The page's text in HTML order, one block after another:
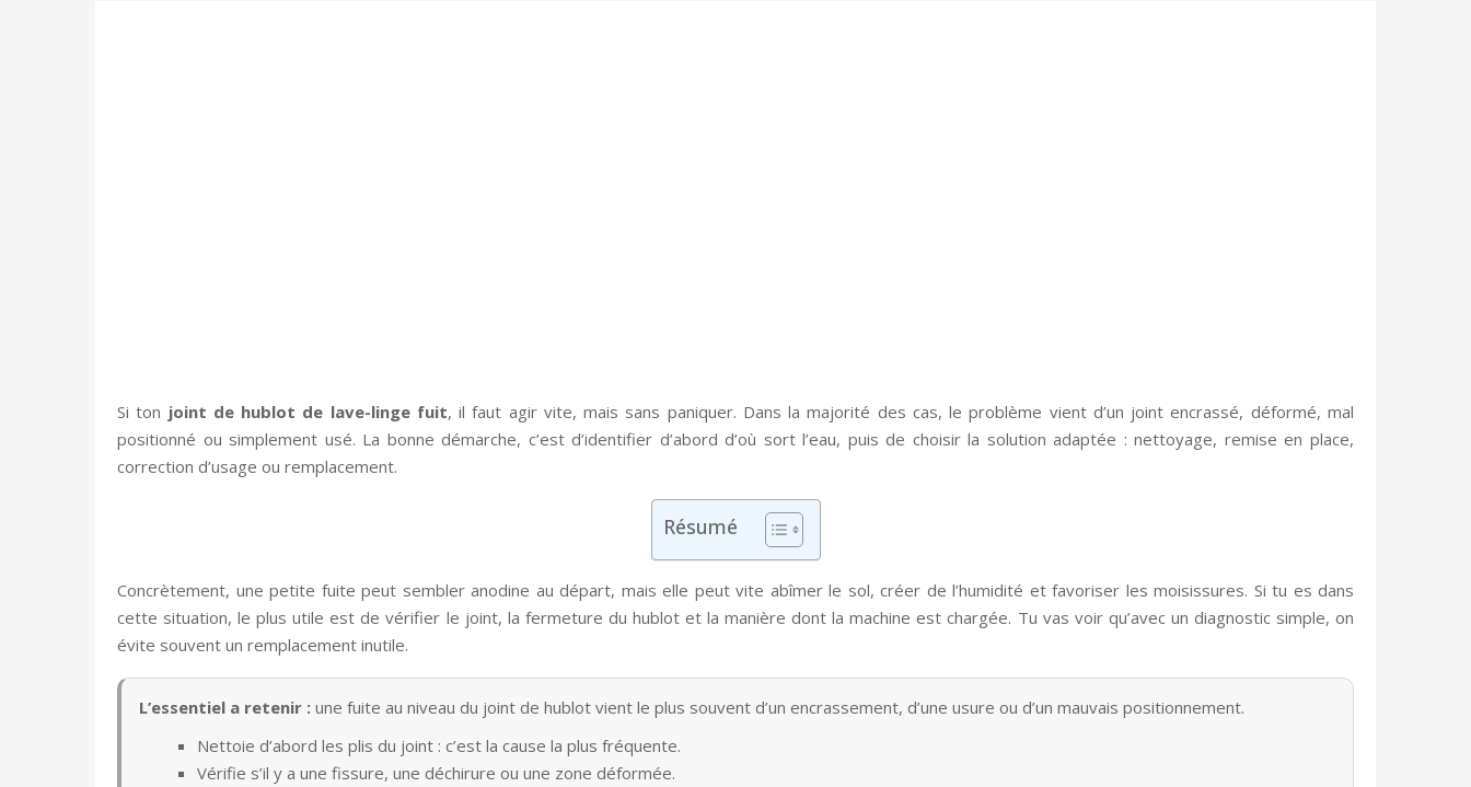
Si ton joint de hublot de lave-linge fuit, il faut agir vite, mais sans paniquer. Dans la majorité des cas, le problème vient d’un joint encrassé, déformé, mal
positionné ou simplement usé. La bonne démarche, c’est d’identifier d’abord d’où sort l’eau, puis de choisir la solution adaptée : nettoyage, remise en place,
correction d’usage ou remplacement.
Résumé
Concrètement, une petite fuite peut sembler anodine au départ, mais elle peut vite abîmer le sol, créer de l’humidité et favoriser les moisissures. Si tu es dans
cette situation, le plus utile est de vérifier le joint, la fermeture du hublot et la manière dont la machine est chargée. Tu vas voir qu’avec un diagnostic simple, on
évite souvent un remplacement inutile.
L’essentiel a retenir : une fuite au niveau du joint de hublot vient le plus souvent d’un encrassement, d’une usure ou d’un mauvais positionnement.
Nettoie d’abord les plis du joint : c’est la cause la plus fréquente.
Vérifie s’il y a une fissure, une déchirure ou une zone déformée.